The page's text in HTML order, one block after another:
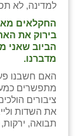
למדינה, לא
החקלאים
בירוק את
הביוב שאני
מדברנו.
האם חשבנו
מתפשרים
ציבורים
את השדות
תבואה, ירקות,